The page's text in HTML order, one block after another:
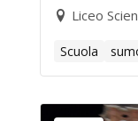
Liceo
Scuola